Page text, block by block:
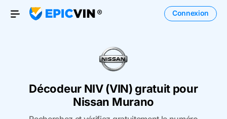
Open Menu
Connexion
Décodeur NIV (VIN) gratuit pour
Nissan Murano